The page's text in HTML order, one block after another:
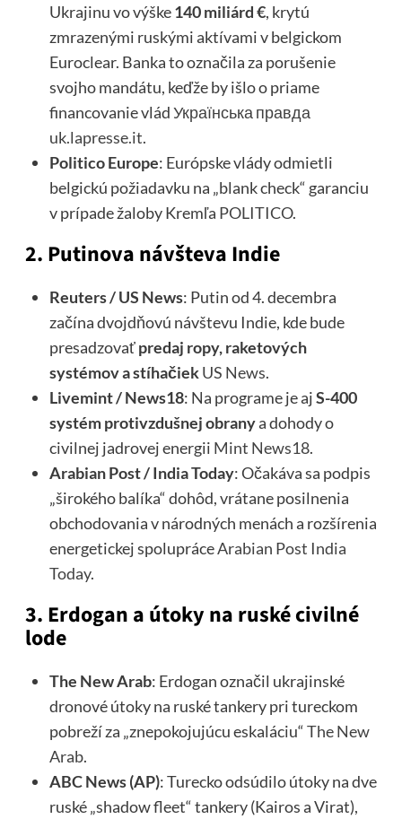
Ukrajinu vo výške140 miliárd €, krytú
zmrazenými ruskými aktívami v belgickom
Euroclear. Banka to označila za porušenie
svojho mandátu, keďže by išlo o priame
financovanie vládУкраїнська правда
uk.lapresse.it.
Politico Europe: Európske vlády odmietli
belgickú požiadavku na „blank check“ garanciu
v prípade žaloby Kremľa POLITICO.
2. Putinova návšteva Indie
Reuters / US News: Putin od 4. decembra
začína dvojdňovú návštevu Indie, kde bude
presadzovaťpredaj ropy, raketových
systémov a stíhačiek US News.
Livemint / News18: Na programe je ajS-400
systém protivzdušnej obranya dohody o
civilnej jadrovej energii Mint News18.
Arabian Post / India Today: Očakáva sa podpis
„širokého balíka“ dohôd, vrátane posilnenia
obchodovania v národných menách a rozšírenia
energetickej spolupráceArabian Post India
Today.
3. Erdogan a útoky na ruské civilné
lode
The New Arab: Erdogan označil ukrajinské
dronové útoky na ruské tankery pri tureckom
pobreží za „znepokojujúcu eskaláciu“The New
Arab.
ABC News (AP): Turecko odsúdilo útoky na dve
ruské „shadow fleet“ tankery (Kairos a Virat),